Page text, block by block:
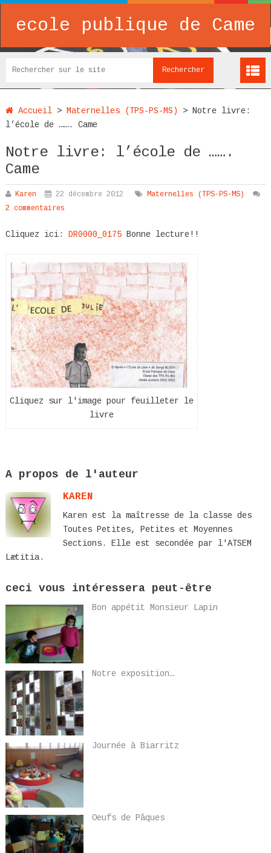
ecole publique de Came
Accueil> Maternelles (TPS-PS-MS) >
Notre livre:
l’école de ……. Came
Notre livre: l’école de …….
Came
Karen 22 décembre 2012
Maternelles (TPS-PS-MS)
2 commentaires
Cliquez ici: DR0000_0175Bonne lecture!!
Cliquez sur l'image pour feuilleter le
livre
A propos de l'auteur
KAREN
Karen est la maîtresse de la classe des
Toutes Petites, Petites et Moyennes
Sections. Elle est secondée par l'ATSEM
Lætitia.
ceci vous intéressera peut-être
Bon appétit Monsieur Lapin
Notre exposition…
Journée à Biarritz
Oeufs de Pâques